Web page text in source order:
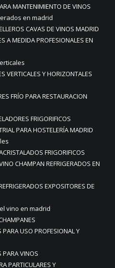
MANTENIMIENTO DE VINOS
en madrid
CAVAS DE VINOS MADRID
A MEDIDA PROFESIONALES EN
VERTICALES Y HORIZONTALES
FRÍO PARA RESTAURACION
FRIGORIFICOS
PARA HOSTELERÍA MADRID
FRIGORIFICOS
CHAMPAN REFRIGERADOS EN
EXPOSITORES DE
vino en madrid
USO PROFESIONAL Y
PARA VINOS
PARTICULARES Y